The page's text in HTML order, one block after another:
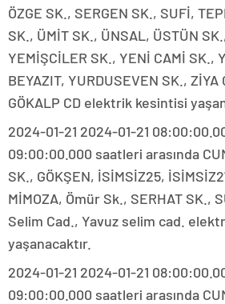
ÖZGE SK., SERGEN SK., SUFİ,
SK., ÜMİT SK., ÜNSAL, ÜSTÜN
YEMİŞCİLER SK., YENİ CAMİ SK.,
BEYAZIT, YURDUSEVEN SK., ZİYA
GÖKALP CD elektrik kesintisi
2024-01-21 2024-01-21
09:00:00.000 saatleri arasında
SK., GÖKŞEN, İSİMSİZ25,
MİMOZA, Ömür Sk., SERHAT SK.,
Selim Cad., Yavuz selim cad.
yaşanacaktır.
2024-01-21 2024-01-21
09:00:00.000 saatleri arasında